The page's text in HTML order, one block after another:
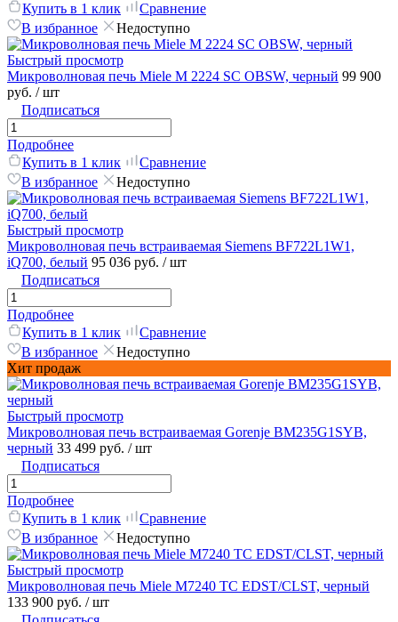
Купить в 1 клик
Сравнение
В избранное
Недоступно
Быстрый просмотр
Микроволновая печь Miele M 2224 SC OBSW, черный 99 900
руб. / шт
Подписаться
Подробнее
Купить в 1 клик
Сравнение
В избранное
Недоступно
Быстрый просмотр
Микроволновая печь встраиваемая Siemens BF722L1W1,
iQ700, белый 95 036 руб. / шт
Подписаться
Подробнее
Купить в 1 клик
Сравнение
В избранное
Недоступно
Хит продаж
Быстрый просмотр
Микроволновая печь встраиваемая Gorenje BM235G1SYB,
черный 33 499 руб. / шт
Подписаться
Подробнее
Купить в 1 клик
Сравнение
В избранное
Недоступно
Быстрый просмотр
Микроволновая печь Miele M7240 TC EDST/CLST, черный
133 900 руб. / шт